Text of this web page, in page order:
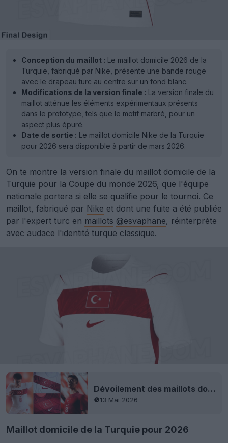
Conception du maillot : Le maillot domicile 2026 de la
Turquie, fabriqué par Nike, présente une bande rouge
avec le drapeau turc au centre sur un fond blanc.
Modifications de la version finale : La version finale du
maillot atténue les éléments expérimentaux présents
dans le prototype, tels que le motif marbré, pour un
aspect plus épuré.
Date de sortie : Le maillot domicile Nike de la Turquie
pour 2026 sera disponible à partir de mars 2026.
On te montre la version finale du maillot domicile de la
Turquie pour la Coupe du monde 2026, que l'équipe
nationale portera si elle se qualifie pour le tournoi. Ce
maillot, fabriqué par Nike et dont une fuite a été publiée
par l'expert turc en maillots @esvaphane, réinterprète
avec audace l'identité turque classique.
Dévoilement des maillots domicile et extérieur de la Turquie 2026 (Coupe du monde)
13 Mai 2026
Maillot domicile de la Turquie pour 2026